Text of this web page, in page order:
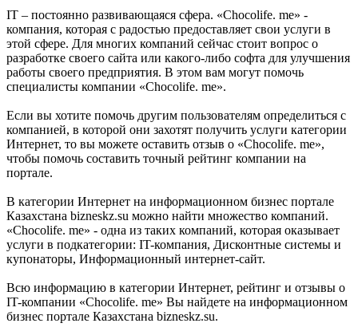
IT – постоянно развивающаяся сфера. «Chocolife. me» -
компания, которая с радостью предоставляет свои услуги в
этой сфере. Для многих компаний сейчас стоит вопрос о
разработке своего сайта или какого-либо софта для улучшения
работы своего предприятия. В этом вам могут помочь
специалисты компании «Chocolife. me».
Если вы хотите помочь другим пользователям определиться с
компанией, в которой они захотят получить услуги категории
Интернет, то вы можете оставить отзыв о «Chocolife. me»,
чтобы помочь составить точный рейтинг компании на
портале.
В категории Интернет на информационном бизнес портале
Казахстана bizneskz.su можно найти множество компаний.
«Chocolife. me» - одна из таких компаний, которая оказывает
услуги в подкатегории: IT-компания, Дисконтные системы и
купонаторы, Информационный интернет-сайт.
Всю информацию в категории Интернет, рейтинг и отзывы о
IT-компании «Chocolife. me» Вы найдете на информационном
бизнес портале Казахстана bizneskz.su.